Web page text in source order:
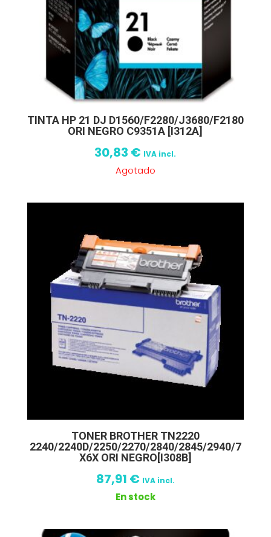
TINTA HP 21 DJ D1560/F2280/J3680/F2180
ORI NEGRO C9351A [I312A]
30,83 € IVA incl.
Agotado
TONER BROTHER TN2220
2240/2240D/2250/2270/2840/2845/2940/7
X6X ORI NEGRO[I308B]
87,91 € IVA incl.
En stock